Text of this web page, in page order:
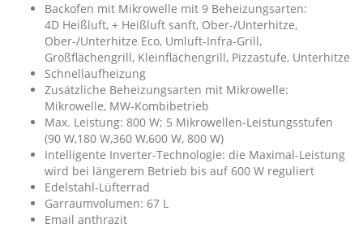
Backofen mit Mikrowelle mit 9 Beheizungsarten:
4D Heißluft, + Heißluft sanft, Ober-/Unterhitze,
Ober-/Unterhitze Eco, Umluft-Infra-Grill,
Großflächengrill, Kleinflächengrill, Pizzastufe, Unterhitze
Schnellaufheizung
Zusätzliche Beheizungsarten mit Mikrowelle:
Mikrowelle, MW-Kombibetrieb
Max. Leistung: 800 W; 5 Mikrowellen-Leistungsstufen
(90 W,180 W,360 W,600 W, 800 W)
Intelligente Inverter-Technologie: die Maximal-Leistung
wird bei längerem Betrieb bis auf 600 W reguliert
Edelstahl-Lüfterrad
Garraumvolumen: 67 L
Email anthrazit